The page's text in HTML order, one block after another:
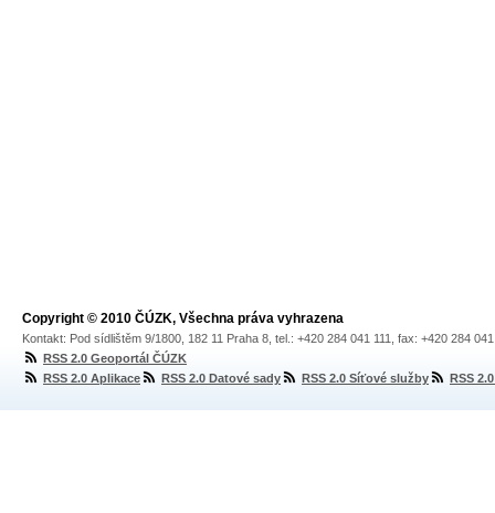
Copyright © 2010 ČÚZK, Všechna práva vyhrazena
Kontakt: Pod sídlištěm 9/1800, 182 11 Praha 8, tel.: +420 284 041 111, fax: +420 284
RSS 2.0 Geoportál ČÚZK
RSS 2.0 Aplikace
RSS 2.0 Datové sady RSS 2.0 Síťové služby RSS